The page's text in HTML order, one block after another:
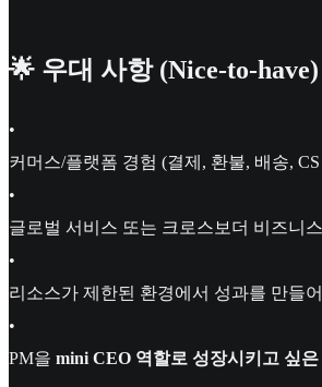
🌟 우대 사항 (Nice-to-have)
•
커머스/플랫폼 경험 (결제, 환불, 배송,
•
글로벌 서비스 또는 크로스보더 비즈니
•
리소스가 제한된 환경에서 성과를 만들
•
PM을 mini CEO 역할로 성장시키고 싶은